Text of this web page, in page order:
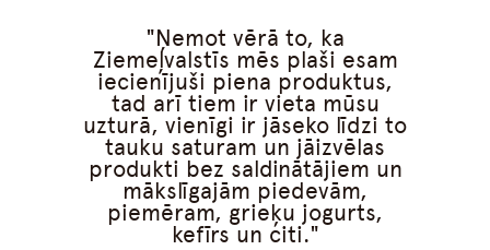
Ņemot vērā to, ka
Ziemeļvalstīs mēs plaši esam
iecienījuši piena produktus,
tad arī tiem ir vieta mūsu
uzturā, vienīgi ir jāseko līdzi to
tauku saturam un jāizvēlas
produkti bez saldinātājiem un
mākslīgajām piedevām,
piemēram, grieķu jogurts,
kefīrs un citi.